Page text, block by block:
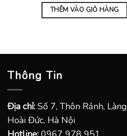
THÊM VÀO GIỎ HÀNG
Thông Tin
Địa chỉ: Số 7, Thôn Rảnh,
Hoài Đức, Hà Nội